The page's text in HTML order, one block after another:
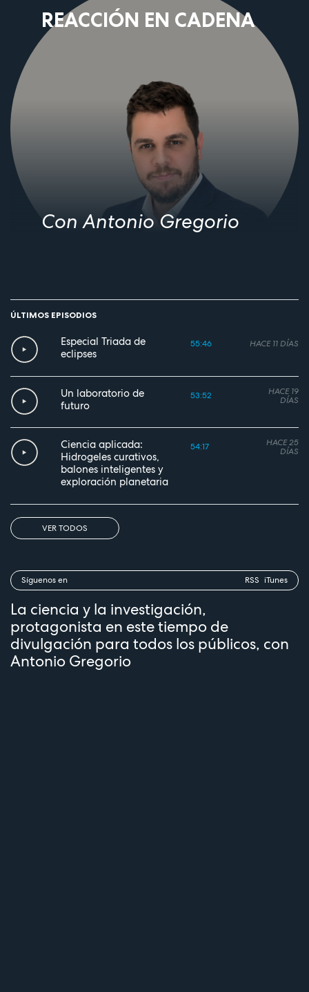
REACCIÓN EN CADENA
Con Antonio Gregorio
ÚLTIMOS EPISODIOS
Especial Triada de
eclipses
55:46 HACE 11 DÍAS
Un laboratorio de
futuro
53:52
HACE 19
DÍAS
Ciencia aplicada:
Hidrogeles curativos,
balones inteligentes y
exploración planetaria
54:17
HACE 25
DÍAS
VER TODOS
Síguenos en RSS iTunes
La ciencia y la investigación,
protagonista en este tiempo de
divulgación para todos los públicos, con
Antonio Gregorio